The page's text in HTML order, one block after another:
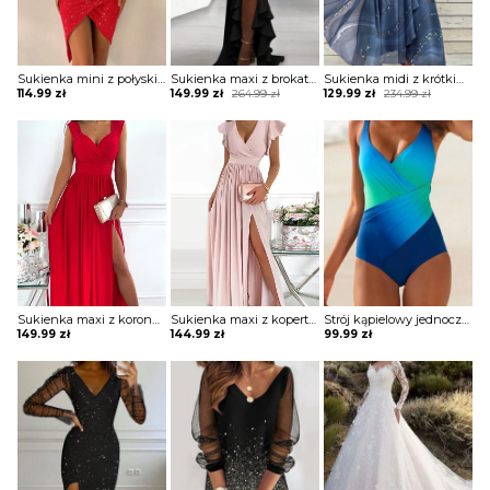
Sukienka mini z połyskiem asymetryczna
114.99 zł
Sukienka maxi z brokatową górą i falbaną
264.99zł
Original
264.99 zł.
149.99 zł
Current
149.99 zł.
Sukienka midi z krótkim rękawem ze zwiewnego materiału
234.99zł
Original
was:
234.99 zł.
129.99 zł
Current
129.99 zł.
Sukienka maxi z koronkowymi ramiączkami
149.99 zł
Sukienka maxi z kopertową górą z falbankami
144.99 zł
Strój kąpielowy jednoczęściowy z drapowaniem
99.99 zł